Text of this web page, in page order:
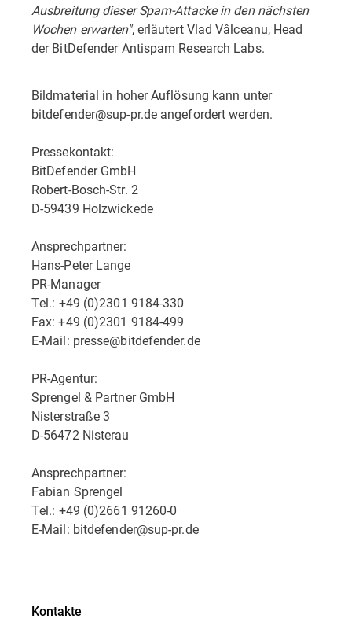
Ausbreitung dieser Spam-Attacke in den nächsten
Wochen erwarten", erläutert Vlad Vâlceanu, Head
der BitDefender Antispam Research Labs.
Bildmaterial in hoher Auflösung kann unter
bitdefender@sup-pr.de angefordert werden.
Pressekontakt:
BitDefender GmbH
Robert-Bosch-Str. 2
D-59439 Holzwickede
Ansprechpartner:
Hans-Peter Lange
PR-Manager
Tel.: +49 (0)2301 9184-330
Fax: +49 (0)2301 9184-499
E-Mail: presse@bitdefender.de
PR-Agentur:
Sprengel & Partner GmbH
Nisterstraße 3
D-56472 Nisterau
Ansprechpartner:
Fabian Sprengel
Tel.: +49 (0)2661 91260-0
E-Mail: bitdefender@sup-pr.de
Kontakte